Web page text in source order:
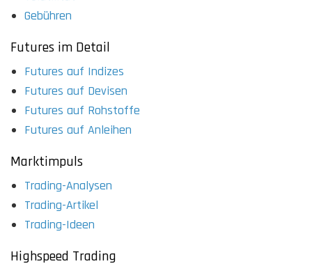
Gebühren
Futures im Detail
Futures auf Indizes
Futures auf Devisen
Futures auf Rohstoffe
Futures auf Anleihen
Marktimpuls
Trading-Analysen
Trading-Artikel
Trading-Ideen
Highspeed Trading